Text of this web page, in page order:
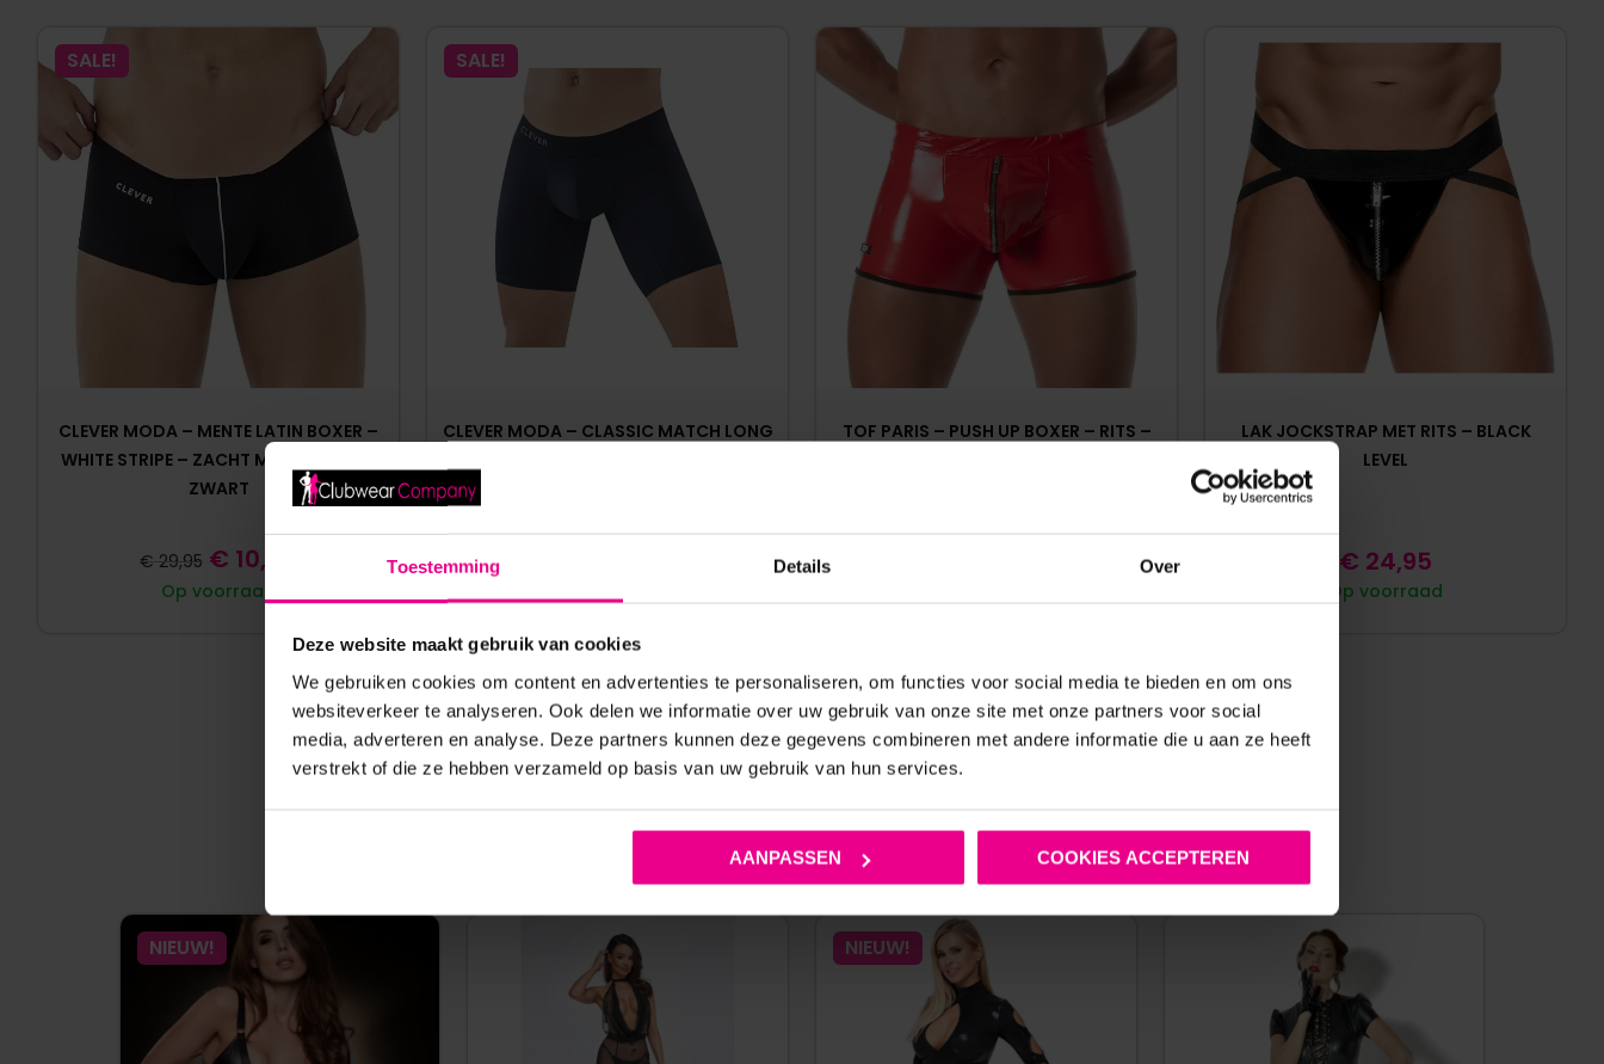
Toestemming Details Over
Deze website maakt gebruik van cookies
We gebruiken cookies om content en advertenties te personaliseren, om functies voor social media te bieden en om ons
websiteverkeer te analyseren. Ook delen we informatie over uw gebruik van onze site met onze partners voor social
media, adverteren en analyse. Deze partners kunnen deze gegevens combineren met andere informatie die u aan ze heeft
verstrekt of die ze hebben verzameld op basis van uw gebruik van hun services.
AANPASSEN COOKIES ACCEPTEREN
SALE!
CLEVER MODA – MENTE LATIN BOXER –
WHITE STRIPE – ZACHT MICROVEZEL –
ZWART
Op voorraad
€ 29,95 € 10,00
SALE!
CLEVER MODA – CLASSIC MATCH LONG
TOF PARIS – PUSH UP BOXER – RITS –
LAK JOCKSTRAP MET RITS – BLACK
LEVEL
Op voorraad
€ 24,95
ANDERE MENSEN BEKEKEN OOK:
NIEUW! NIEUW!